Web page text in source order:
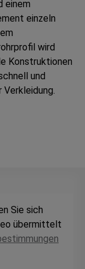
einem
einzeln
wird
Konstruktionen
und
Sie sich
übermittelt